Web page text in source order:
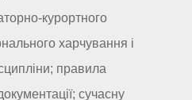
курортного
харчування і
правила
сучасну